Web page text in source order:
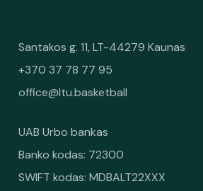
Santakos g. 11, LT-44279 Kaunas
+370 37 78 77 95
office@ltu.basketball
UAB Urbo bankas
Banko kodas: 72300
SWIFT kodas: MDBALT22XXX